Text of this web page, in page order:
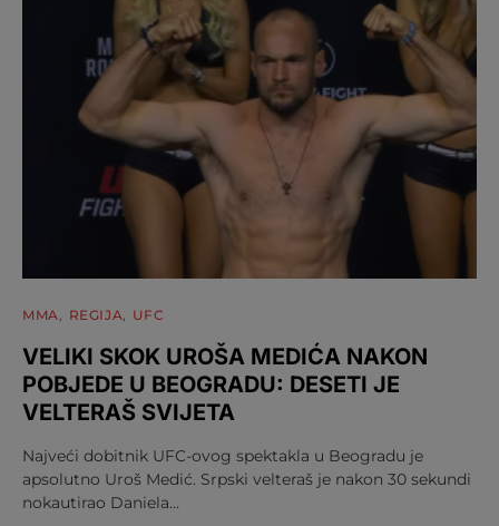
MMA REGIJA UFC
VELIKI SKOK UROŠA MEDIĆA NAKON
POBJEDE U BEOGRADU: DESETI JE
VELTERAŠ SVIJETA
Najveći dobitnik UFC-ovog spektakla u Beogradu je
apsolutno Uroš Medić. Srpski velteraš je nakon 30 sekundi
nokautirao Daniela…